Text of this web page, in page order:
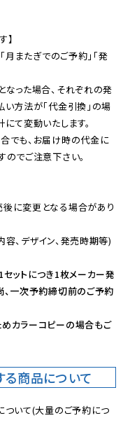
】
月またぎでのご予約」「発
った場合、それぞれの発
方法が「代金引換」の場
でも、お届け時の代金に
でご注意下さい。
に変更となる場合があり
、デザイン、発売時期等)
ットにつき1枚メーカー発
、一次予約締切前のご予約
カラーコピーの場合もご
商品について
いて(大量のご予約につ